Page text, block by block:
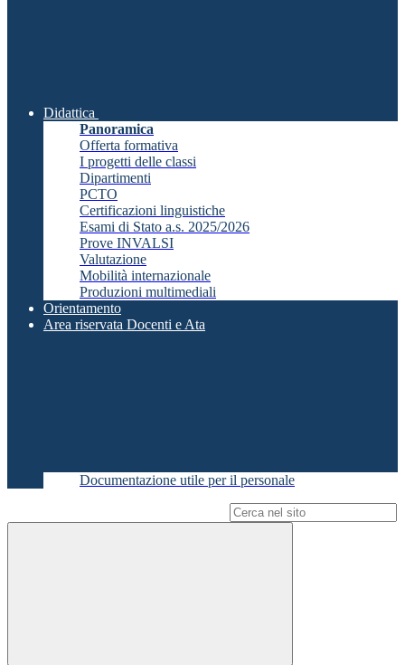
Didattica
Panoramica
Offerta formativa
I progetti delle classi
Dipartimenti
PCTO
Certificazioni linguistiche
Esami di Stato a.s. 2025/2026
Prove INVALSI
Valutazione
Mobilità internazionale
Produzioni multimediali
Orientamento
Area riservata Docenti e Ata
Documentazione utile per il personale